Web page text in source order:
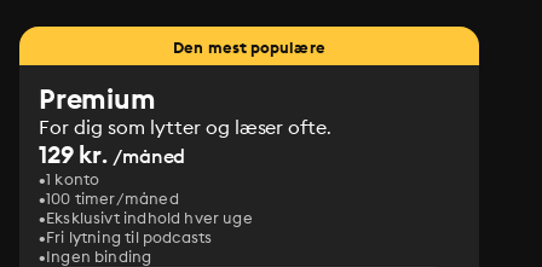
Den mest populære
Premium
For dig som lytter og læser ofte.
129 kr. /måned
1 konto
100 timer/måned
Eksklusivt indhold hver uge
Fri lytning til podcasts
Ingen binding